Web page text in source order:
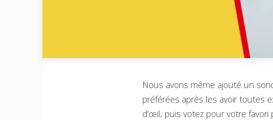
Nous avons même ajouté un
préférées après les avoir toutes
d’œil, puis votez pour votre